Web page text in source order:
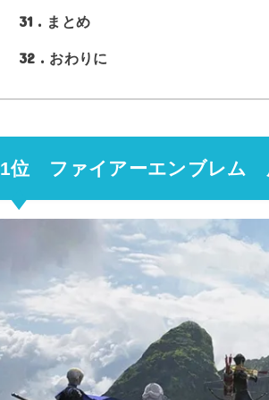
31 まとめ
32 おわりに
1位 ファイアーエンブレム